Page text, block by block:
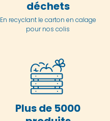
déchets
En recyclant le carton en calage
pour nos colis
Plus de 5000